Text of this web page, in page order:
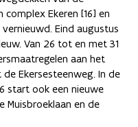
Ekeren [16] en
vernieuwd. Eind augustus
Van 26 tot en met 31
aan het
Ekersesteenweg. In de
start ook een nieuwe
Muisbroeklaan en de